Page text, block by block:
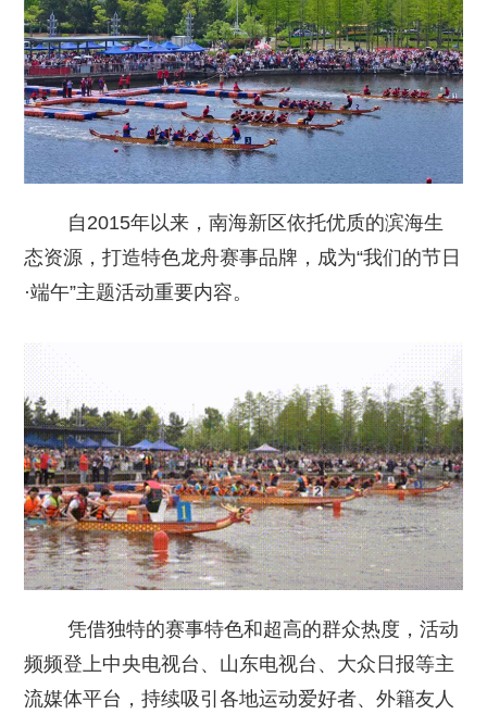
自2015年以来，南海新区依托优质的滨海生
态资源，打造特色龙舟赛事品牌，成为“我们的节日
·端午”主题活动重要内容。
凭借独特的赛事特色和超高的群众热度，活动
频频登上中央电视台、山东电视台、大众日报等主
流媒体平台，持续吸引各地运动爱好者、外籍友人